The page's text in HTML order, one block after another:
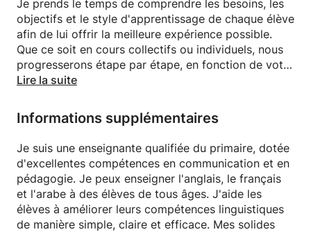
Je prends le temps de comprendre les besoins, les
objectifs et le style d'apprentissage de chaque élève
afin de lui offrir la meilleure expérience possible.
Que ce soit en cours collectifs ou individuels, nous
progresserons étape par étape, en fonction de votre
niveau et de votre rythme, pour développer votre
pour l'apprentissage. Mon objectif est de rendre
chaque leçon efficace, agréable et stimulante.
Lire la suite
Informations supplémentaires
Je suis une enseignante qualifiée du primaire, dotée
d'excellentes compétences en communication et en
pédagogie. Je peux enseigner l'anglais, le français
et l'arabe à des élèves de tous âges. J'aide les
élèves à améliorer leurs compétences linguistiques
de manière simple, claire et efficace. Mes solides